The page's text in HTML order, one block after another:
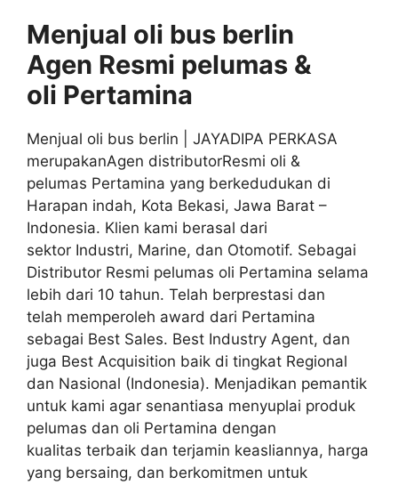
Menjual oli bus berlin
Agen Resmi pelumas &
oli Pertamina
Menjual oli bus berlin | JAYADIPA PERKASA
merupakanAgen distributorResmi oli &
pelumas Pertamina yang berkedudukan di
Harapan indah, Kota Bekasi, Jawa Barat –
Indonesia. Klien kami berasal dari
sektor Industri, Marine, dan Otomotif. Sebagai
Distributor Resmi pelumas oli Pertamina selama
lebih dari 10 tahun. Telah berprestasi dan
telah memperoleh award dari Pertamina
sebagai Best Sales. Best Industry Agent, dan
juga Best Acquisition baik di tingkat Regional
dan Nasional (Indonesia). Menjadikan pemantik
untuk kami agar senantiasa menyuplai produk
pelumas dan oli Pertamina dengan
kualitas terbaik dan terjamin keasliannya, harga
yang bersaing, dan berkomitmen untuk